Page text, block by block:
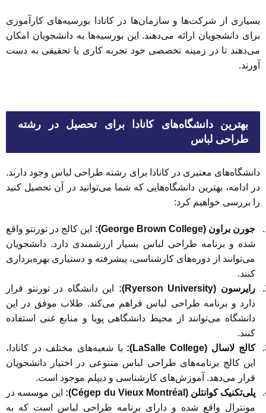
بسیاری از شرکت‌ها و سازمان‌ها در کانادا بورسیه‌های کارآموزی
برای دانشجویان ارائه می‌دهند. این بورسیه‌ها به دانشجویان امکان
می‌دهند تا در زمینه تخصصی خود تجربه کاری یا تحقیقی به دست
آورند.
بهترین دانشگاه‌های کانادا برای تحصیل در رشته
طراحی لباس
دانشگاه‌های معتبری در کانادا برای رشته طراحی لباس وجود دارند.
در ادامه، بهترین دانشگاه‌هایی که شما می‌توانید در آن تحصیل کنید
را بررسی خواهیم کرد:
جورن براون (George Brown College):
این کالج در تورنتو واقع
شده و برنامه طراحی لباس بسیار ارزشمندی دارد. دانشجویان
می‌توانند از دوره‌های کارشناسی، پیشرفته و دستیاری بهره‌برداری
کنند.
رایرسون (Ryerson University):
این دانشگاه در تورنتو قرار
دارد و برنامه طراحی لباس فراهم می‌کند. طلاب موفق در این
دانشگاه می‌توانند از محیط دانشگاهی پویا و منابع غنی استفاده
کنند.
کالج لاسال (LaSalle College):
با شعبه‌های مختلف در کانادا،
این کالج برنامه‌های طراحی لباس متنوعی در اختیار دانشجویان
قرار می‌دهد. آموزش‌های کارشناسی و دیپلم موجود است.
پلی‌تکنیک کوانتلن (Cégep du Vieux Montréal):
این موسسه در
مونترال واقع شده و دارای برنامه طراحی لباس است که به